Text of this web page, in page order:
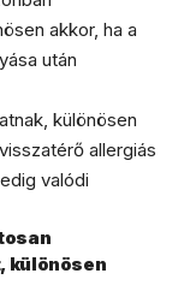
akkor, ha a
után
különösen
allergiás
valódi
különösen